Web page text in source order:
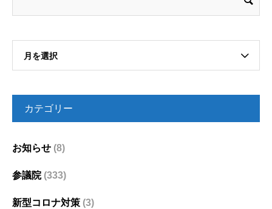
月を選択
カテゴリー
お知らせ (8)
参議院(333)
新型コロナ対策 (3)